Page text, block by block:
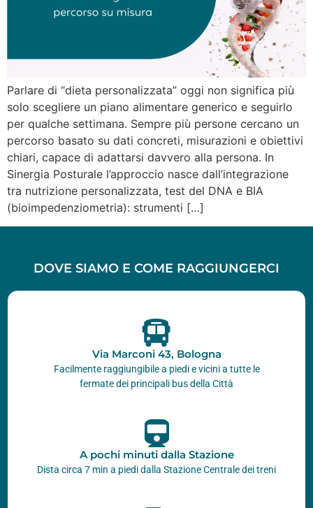
Parlare di “dieta personalizzata” oggi non significa più
solo scegliere un piano alimentare generico e seguirlo
per qualche settimana. Sempre più persone cercano un
percorso basato su dati concreti, misurazioni e obiettivi
chiari, capace di adattarsi davvero alla persona. In
Sinergia Posturale l’approccio nasce dall’integrazione
tra nutrizione personalizzata, test del DNA e BIA
(bioimpedenziometria): strumenti […]
DOVE SIAMO E COME RAGGIUNGERCI
Via Marconi 43, Bologna
Facilmente raggiungibile a piedi e vicini a tutte le
fermate dei principali bus della Città
A pochi minuti dalla Stazione
Dista circa 7 min a piedi dalla Stazione Centrale dei treni